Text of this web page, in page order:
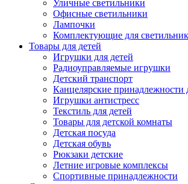
Уличные светильники
Офисные светильники
Лампочки
Комплектующие для
Товары для детей
Игрушки для детей
Радиоуправляемые игрушки
Детский транспорт
Канцелярские принадлежности
Игрушки антистресс
Текстиль для детей
Товары для детской комнаты
Детская посуда
Детская обувь
Рюкзаки детские
Летние игровые комплексы
Спортивные принадлежности